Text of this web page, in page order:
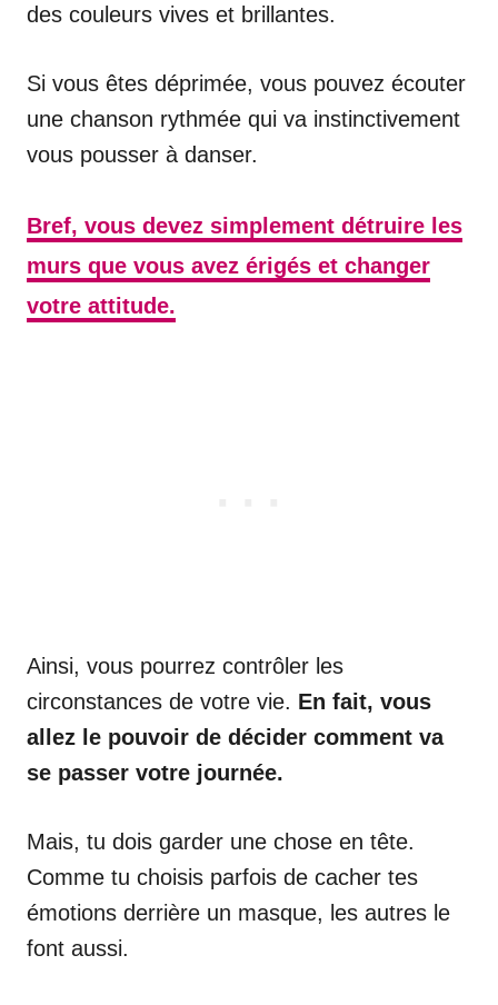
des couleurs vives et brillantes.
Si vous êtes déprimée, vous pouvez écouter
une chanson rythmée qui va instinctivement
vous pousser à danser.
Bref, vous devez simplement détruire les
murs que vous avez érigés et changer
votre attitude.
Ainsi, vous pourrez contrôler les
circonstances de votre vie. En fait, vous
allez le pouvoir de décider comment va
se passer votre journée.
Mais, tu dois garder une chose en tête.
Comme tu choisis parfois de cacher tes
émotions derrière un masque, les autres le
font aussi.